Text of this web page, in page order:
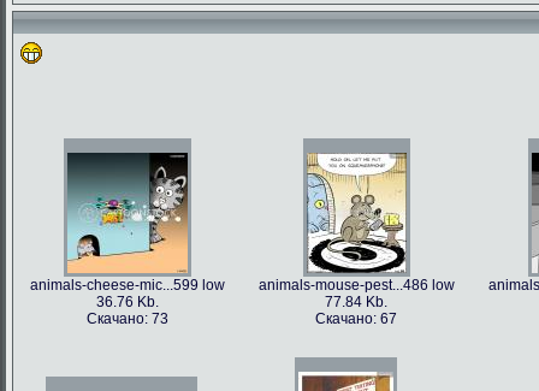
animals-cheese-mic...599 low
36.76 Kb.
Скачано: 73
animals-mouse-pest...486 low
77.84 Kb.
Скачано: 67